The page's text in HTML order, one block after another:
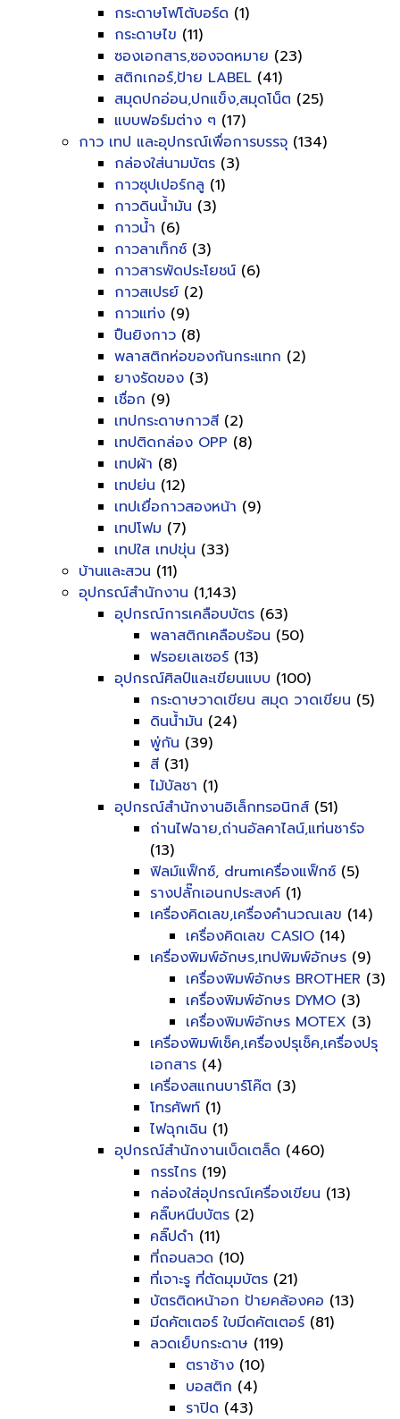
กระดาษโฟโต้บอร์ด (1)
กระดาษไข (11)
ซองเอกสาร,ซองจดหมาย (23)
สติกเกอร์,ป้าย LABEL (41)
สมุดปกอ่อน,ปกแข็ง,สมุดโน็ต (25)
แบบฟอร์มต่าง ๆ (17)
กาว เทป และอุปกรณ์เพื่อการบรรจุ (134)
กล่องใส่นามบัตร (3)
กาวซุปเปอร์กลู (1)
กาวดินน้ำมัน (3)
กาวน้ำ (6)
กาวลาเท็กซ์ (3)
กาวสารพัดประโยชน์ (6)
กาวสเปรย์ (2)
กาวแท่ง (9)
ปืนยิงกาว (8)
พลาสติกห่อของกันกระแทก (2)
ยางรัดของ (3)
เชื่อก (9)
เทปกระดาษกาวสี (2)
เทปติดกล่อง OPP (8)
เทปผ้า (8)
เทปย่น (12)
เทปเยื่อกาวสองหน้า (9)
เทปโฟม (7)
เทปใส เทปขุ่น (33)
บ้านและสวน (11)
อุปกรณ์สำนักงาน (1,143)
อุปกรณ์การเคลือบบัตร (63)
พลาสติกเคลือบร้อน (50)
ฟรอยเลเซอร์ (13)
อุปกรณ์ศิลป์และเขียนแบบ (100)
กระดาษวาดเขียน สมุด วาดเขียน (5)
ดินน้ำมัน (24)
พู่กัน (39)
สี (31)
ไม้บัลชา (1)
อุปกรณ์สำนักงานอิเล็กทรอนิกส์ (51)
ถ่านไฟฉาย,ถ่านอัลคาไลน์,แท่นชาร์จ
(13)
ฟิลม์แฟ็กซ์, drumเครื่องแฟ็กซ์ (5)
รางปลั๊กเอนกประสงค์ (1)
เครื่องคิดเลข,เครื่องคำนวณเลข (14)
เครื่องคิดเลข CASIO (14)
เครื่องพิมพ์อักษร,เทปพิมพ์อักษร (9)
เครื่องพิมพ์อักษร BROTHER (3)
เครื่องพิมพ์อักษร DYMO (3)
เครื่องพิมพ์อักษร MOTEX (3)
เครื่องพิมพ์เช็ค,เครื่องปรุเช็ค,เครื่องปรุ
เอกสาร (4)
เครื่องสแกนบาร์โค๊ต (3)
โทรศัพท์ (1)
ไฟฉุกเฉิน (1)
อุปกรณ์สำนักงานเบ็ดเตล็ด (460)
กรรไกร (19)
กล่องใส่อุปกรณ์เครื่องเขียน (13)
คลิ๊บหนีบบัตร (2)
คลิ๊ปดำ (11)
ที่ถอนลวด (10)
ที่เจาะรู ที่ตัดมุมบัตร (21)
บัตรติดหน้าอก ป้ายคล้องคอ (13)
มีดคัตเตอร์ ใบมีดคัตเตอร์ (81)
ลวดเย็บกระดาษ (119)
ตราช้าง (10)
บอสติก (4)
ราปิด (43)